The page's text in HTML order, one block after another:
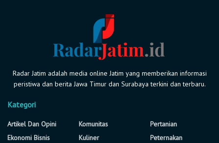
Radar Jatim adalah media online Jatim yang memberikan informasi
peristiwa dan berita Jawa Timur dan Surabaya terkini dan terbaru.
Kategori
Artikel Dan Opini
Ekonomi Bisnis
Komunitas
Kuliner
Pertanian
Peternakan